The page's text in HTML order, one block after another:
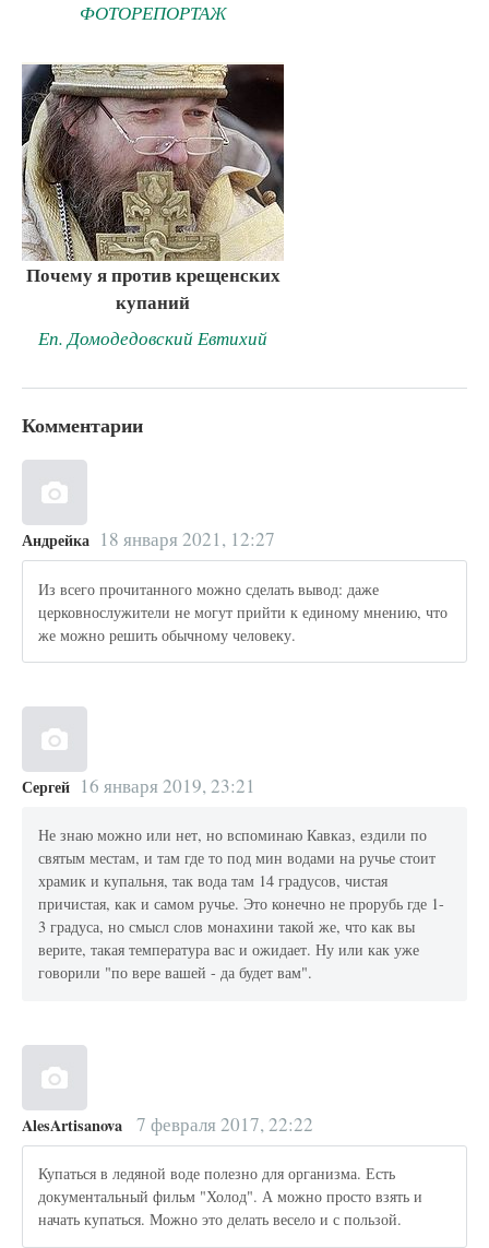
ФОТОРЕПОРТАЖ
Почему я против крещенских
купаний
Еп. Домодедовский Евтихий
Комментарии
Андрейка 18 января 2021, 12:27
Из всего прочитанного можно сделать вывод: даже
церковнослужители не могут прийти к единому мнению, что
же можно решить обычному человеку.
Сергей 16 января 2019, 23:21
Не знаю можно или нет, но вспоминаю Кавказ, ездили по
святым местам, и там где то под мин водами на ручье стоит
храмик и купальня, так вода там 14 градусов, чистая
причистая, как и самом ручье. Это конечно не прорубь где 1-
3 градуса, но смысл слов монахини такой же, что как вы
верите, такая температура вас и ожидает. Ну или как уже
говорили "по вере вашей - да будет вам".
AlesArtisanova 7 февраля 2017, 22:22
Купаться в ледяной воде полезно для организма. Есть
документальный фильм "Холод". А можно просто взять и
начать купаться. Можно это делать весело и с пользой.